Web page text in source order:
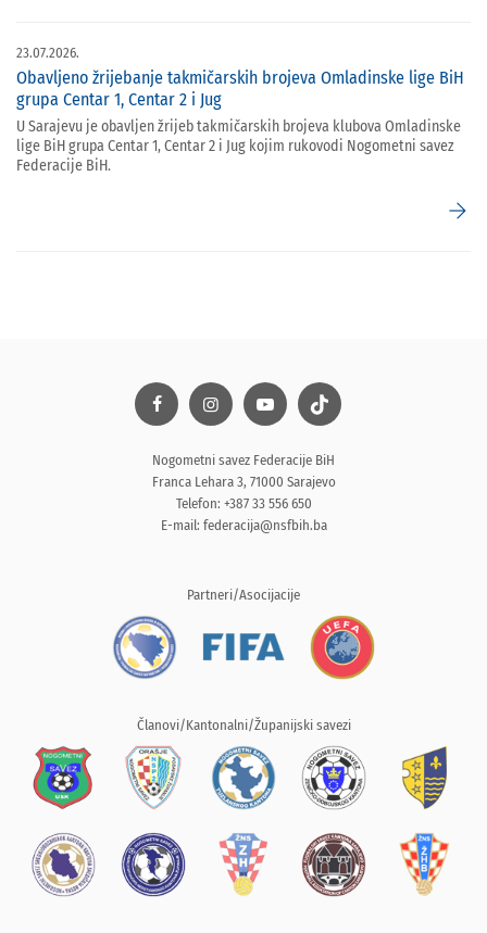
23.07.2026.
Obavljeno žrijebanje takmičarskih brojeva Omladinske lige BiH
grupa Centar 1, Centar 2 i Jug
U Sarajevu je obavljen žrijeb takmičarskih brojeva klubova Omladinske
lige BiH grupa Centar 1, Centar 2 i Jug kojim rukovodi Nogometni savez
Federacije BiH.
arrow_forward
Nogometni savez Federacije BiH
Franca Lehara 3, 71000 Sarajevo
Telefon: +387 33 556 650
E-mail: federacija@nsfbih.ba
Partneri/Asocijacije
Članovi/Kantonalni/Županijski savezi